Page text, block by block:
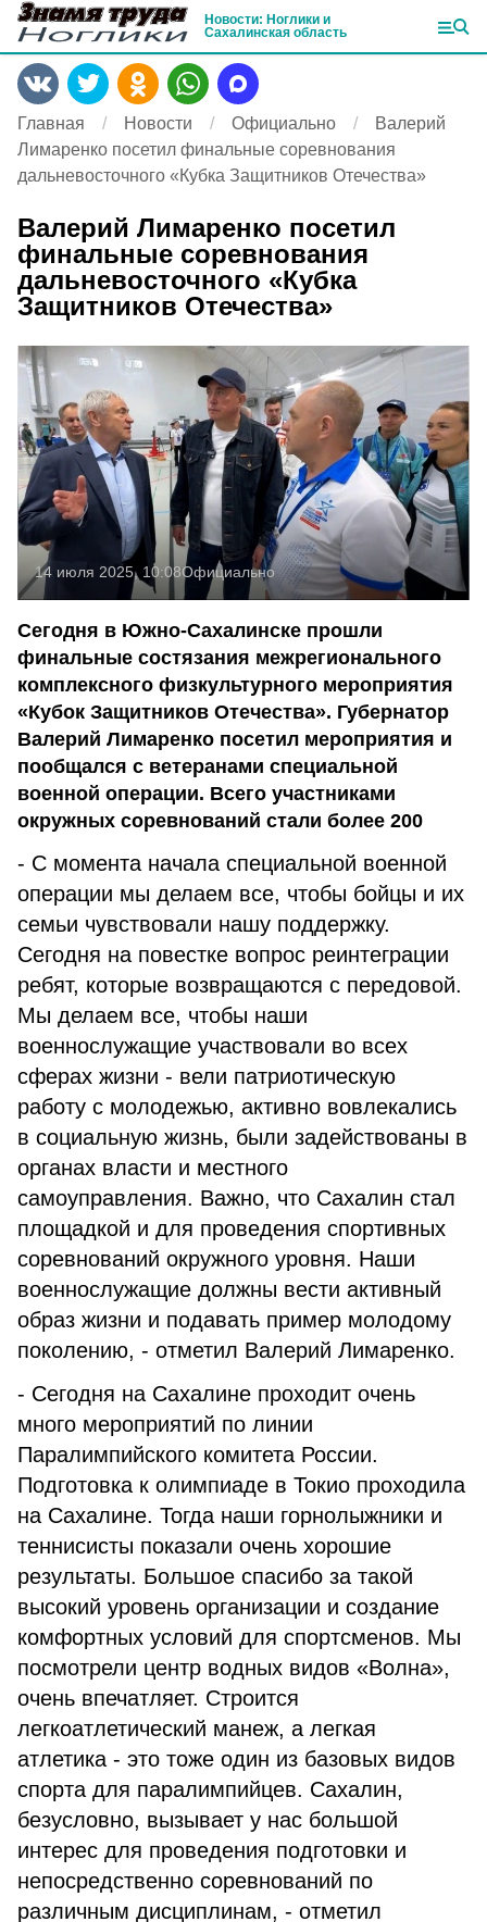
Новости: Ноглики и
Сахалинская область
Главная Новости Официально
Валерий
Лимаренко посетил финальные соревнования
дальневосточного «Кубка Защитников Отечества»
Валерий Лимаренко посетил
финальные соревнования
дальневосточного «Кубка
Защитников Отечества»
14 июля 2025, 10:08Официально
Сегодня в Южно-Сахалинске прошли
финальные состязания межрегионального
комплексного физкультурного мероприятия
«Кубок Защитников Отечества». Губернатор
Валерий Лимаренко посетил мероприятия и
пообщался с ветеранами специальной
военной операции. Всего участниками
окружных соревнований стали более 200
- С момента начала специальной военной
операции мы делаем все, чтобы бойцы и их
семьи чувствовали нашу поддержку.
Сегодня на повестке вопрос реинтеграции
ребят, которые возвращаются с передовой.
Мы делаем все, чтобы наши
военнослужащие участвовали во всех
сферах жизни - вели патриотическую
работу с молодежью, активно вовлекались
в социальную жизнь, были задействованы в
органах власти и местного
самоуправления. Важно, что Сахалин стал
площадкой и для проведения спортивных
соревнований окружного уровня. Наши
военнослужащие должны вести активный
образ жизни и подавать пример молодому
поколению, - отметил Валерий Лимаренко.
- Сегодня на Сахалине проходит очень
много мероприятий по линии
Паралимпийского комитета России.
Подготовка к олимпиаде в Токио проходила
на Сахалине. Тогда наши горнолыжники и
теннисисты показали очень хорошие
результаты. Большое спасибо за такой
высокий уровень организации и создание
комфортных условий для спортсменов. Мы
посмотрели центр водных видов «Волна»,
очень впечатляет. Строится
легкоатлетический манеж, а легкая
атлетика - это тоже один из базовых видов
спорта для паралимпийцев. Сахалин,
безусловно, вызывает у нас большой
интерес для проведения подготовки и
непосредственно соревнований по
различным дисциплинам, - отметил